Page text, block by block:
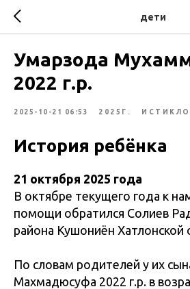
дети
Умарзода
2022 г.р.
2025-10-21 06:53 2025Г.
История ребёнка
21 октября 2025 года
В октябре текущего года к
помощи обратился Солиев
района Кушониён Хатлонской
По словам родителей у их
Махмадюсуфа 2022 г.р. в